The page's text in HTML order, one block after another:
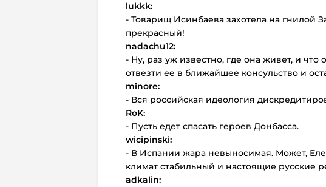
lukkk:
- Товарищ Исинбаева захотела на гнилой
прекрасный!
nadachu12:
- Ну, раз уж известно, где она живет, и
отвезти ее в ближайшее консульство и
minore:
- Вся российская идеология
RoK:
- Пусть едет спасать героев Донбасса.
wicipinski:
- В Испании жара невыносимая. Может,
климат стабильный и настоящие русские
adkalin: